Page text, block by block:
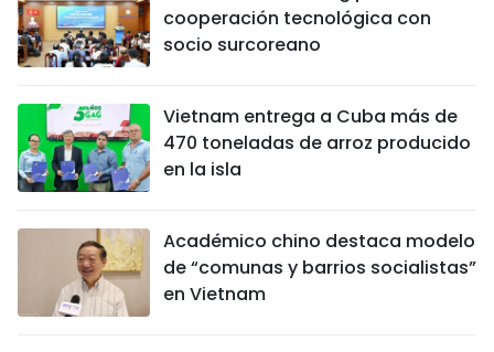
cooperación tecnológica con
socio surcoreano
Vietnam entrega a Cuba más de
470 toneladas de arroz producido
en la isla
Académico chino destaca modelo
de “comunas y barrios socialistas”
en Vietnam